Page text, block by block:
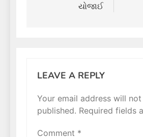
યોજાઈ
LEAVE A REPLY
Your email address will
published. Required fields
Comment *